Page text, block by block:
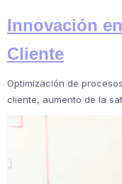
Innovación
Cliente
Optimización de
cliente, aumento de la